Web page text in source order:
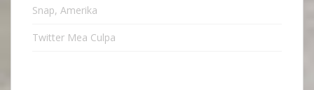
Snap, Amerika
Twitter Mea Culpa